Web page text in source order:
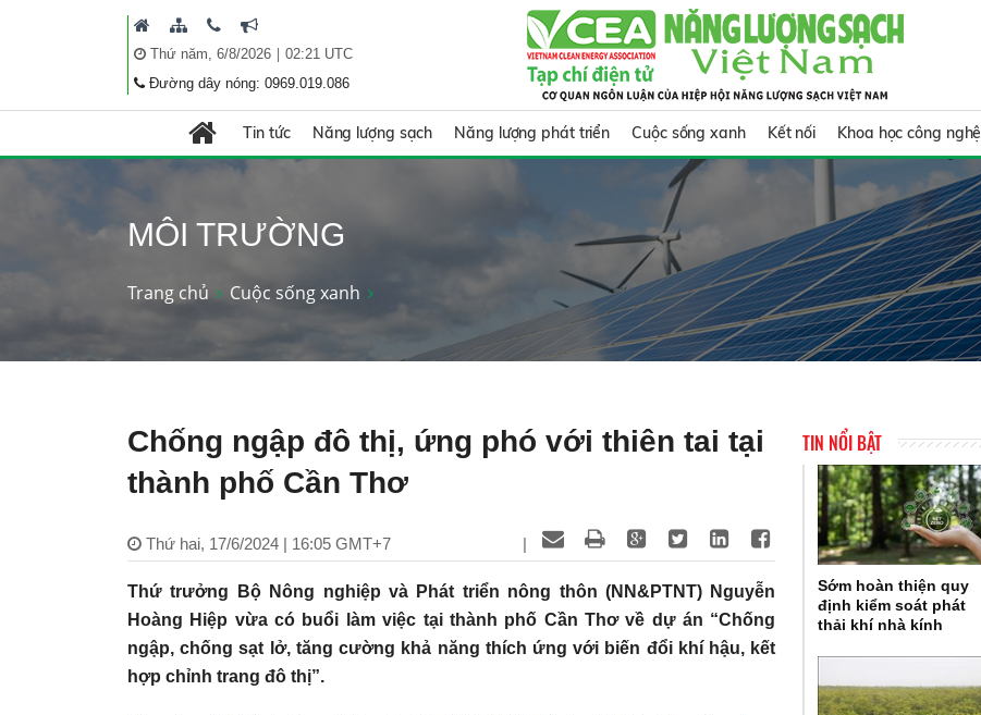
Thứ năm, 6/8/2026| 02:21 UTC
Đường dây nóng: 0969.019.086
Tin tức Năng lượng sạch Năng lượng phát triển Cuộc sống xanh Kết nối Khoa học công nghệ
MÔI TRƯỜNG
Trang chủ Cuộc sống xanh
Chống ngập đô thị, ứng phó với thiên tai tại
thành phố Cần Thơ
Thứ hai, 17/6/2024 | 16:05 GMT+7 |
Thứ trưởng Bộ Nông nghiệp và Phát triển nông thôn (NN&PTNT) Nguyễn
Hoàng Hiệp vừa có buổi làm việc tại thành phố Cần Thơ về dự án “Chống
ngập, chống sạt lở, tăng cường khả năng thích ứng với biến đổi khí hậu, kết
hợp chỉnh trang đô thị”.
TIN NỔI BẬT
Sớm hoàn thiện quy
định kiểm soát phát
thải khí nhà kính